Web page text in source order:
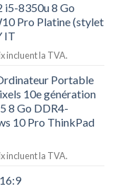
i5-8350u 8 Go
Pro Platine (stylet
IT
incluent la TVA.
Portable
10e génération
8 Go DDR4-
10 Pro ThinkPad
incluent la TVA.